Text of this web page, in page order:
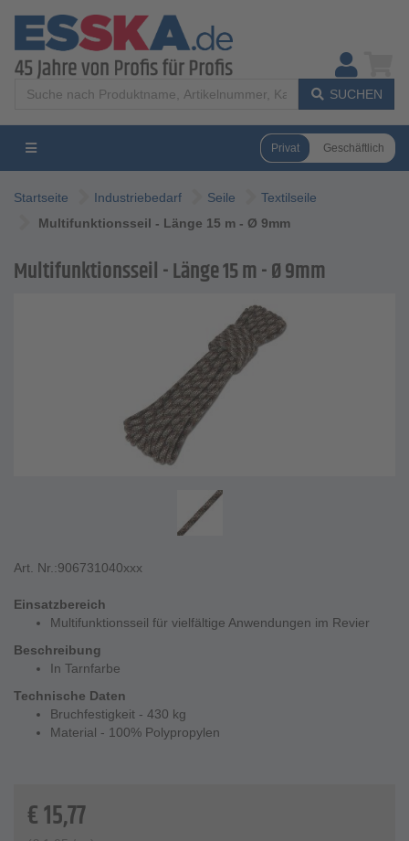
SUCHEN
Privat Geschäftlich
Startseite Industriebedarf Seile
Textilseile
Multifunktionsseil - Länge 15 m - Ø 9mm
Multifunktionsseil - Länge 15 m - Ø 9mm
Art. Nr.:906731040xxx
Einsatzbereich
Multifunktionsseil für vielfältige Anwendungen im Revier
Beschreibung
In Tarnfarbe
Technische Daten
Bruchfestigkeit - 430 kg
Material - 100% Polypropylen
€15,77